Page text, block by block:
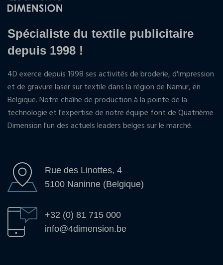
Spécialiste du textile publicitaire
depuis 1998 !
4D exerce depuis 1998 ses activités de broderie, d'impression
et de gravure laser sur textile dans la région de Namur, en
Belgique. Notre chaîne de production à la pointe de la
technologie et l'expertise de notre équipe font de Quatrième
Dimension l'un des actuels leaders belges sur le marché.
Rue des Linottes, 4
5100 Naninne (Belgique)
+32 (0) 81 715 000
info@4dimension.be